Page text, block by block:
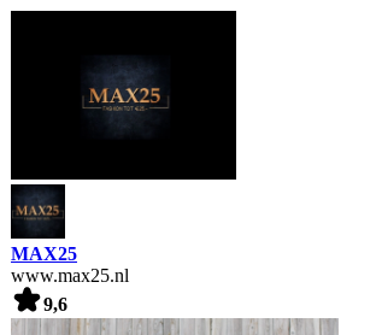
MAX25
www.max25.nl
9,6